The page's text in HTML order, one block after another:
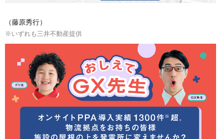
（藤原秀行）
※いずれも三井不動産提供